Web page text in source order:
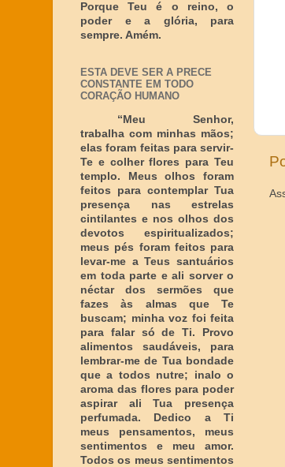
Porque Teu é o reino, o
poder e a glória, para
sempre. Amém.
ESTA DEVE SER A PRECE
CONSTANTE EM TODO
CORAÇÃO HUMANO
“Meu Senhor,
trabalha com minhas mãos;
elas foram feitas para servir-
Te e colher flores para Teu
templo. Meus olhos foram
feitos para contemplar Tua
presença nas estrelas
cintilantes e nos olhos dos
devotos espiritualizados;
meus pés foram feitos para
levar-me a Teus santuários
em toda parte e ali sorver o
néctar dos sermões que
fazes às almas que Te
buscam; minha voz foi feita
para falar só de Ti. Provo
alimentos saudáveis, para
lembrar-me de Tua bondade
que a todos nutre; inalo o
aroma das flores para poder
aspirar ali Tua presença
perfumada. Dedico a Ti
meus pensamentos, meus
sentimentos e meu amor.
Todos os meus sentimentos